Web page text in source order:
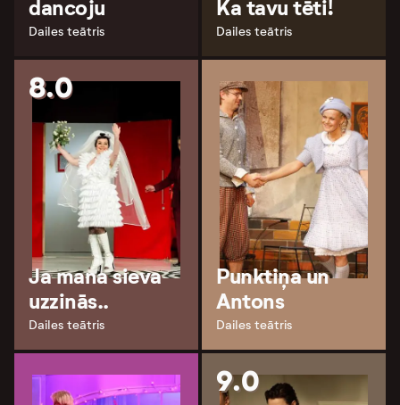
dancoju
Dailes teātris
Ka tavu tēti!
Dailes teātris
8.0
Ja mana sieva
uzzinās..
Dailes teātris
Punktiņa un
Antons
Dailes teātris
9.0